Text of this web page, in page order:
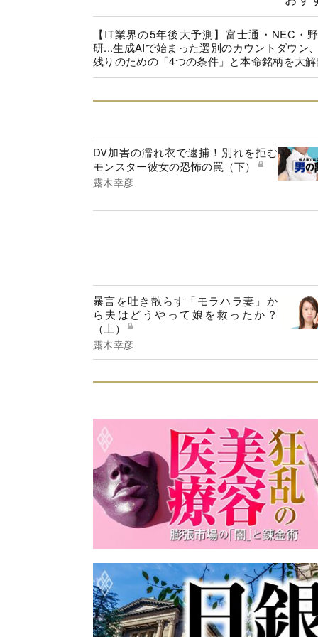
【IT業界の5年後大予測】富士通・NEC・
研...生成AIで始まった選別のカウントダウン
残りのための「4つの条件」と本命銘柄を大
DV加害の濡れ衣で逮捕！別れを拒む
モンスター彼女の恐怖の罠（下）
露木幸彦
暴言を吐き散らす「モラハラ妻」か
ら夫はどうやって娘を救ったか？
（上）
露木幸彦